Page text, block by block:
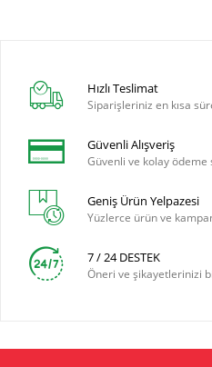
Hızlı Teslimat
Siparişleriniz en kısa
Güvenli Alışveriş
Güvenli ve kolay ödeme
Geniş Ürün Yelpazesi
Yüzlerce ürün ve
7 / 24 DESTEK
Öneri ve şikayetlerinizi